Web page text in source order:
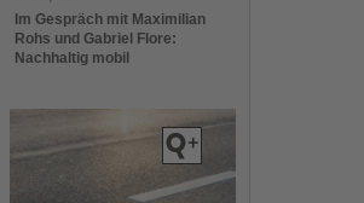
Im Gespräch mit Maximilian
Rohs und Gabriel Flore:
Nachhaltig mobil